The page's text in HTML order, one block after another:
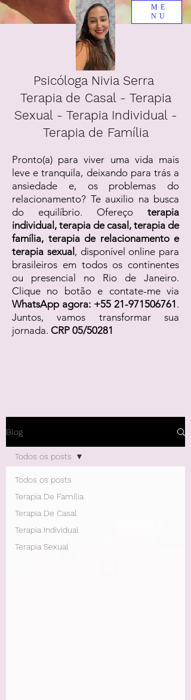
Psicóloga Nivia Serra
Terapia de Casal - Terapia
Sexual - Terapia Individual -
Terapia de Família
Pronto(a) para viver uma vida mais
leve e tranquila, deixando para trás a
ansiedade e, os problemas do
relacionamento? Te auxilio na busca
do equilíbrio. Ofereço terapia
individual, terapia de casal, terapia de
família, terapia de relacionamento e
terapia sexual , disponível online para
brasileiros em todos os continentes
ou presencial no Rio de Janeiro.
Clique no botão e contate-me via
WhatsApp agora: +55 21-971506761 .
Juntos, vamos transformar sua
jornada. CRP 05/50281
ME
NU
Blog
Todos os posts
Terapia De Família
Terapia De Casal
Terapia Individual
Terapia Sexual
Todos os posts